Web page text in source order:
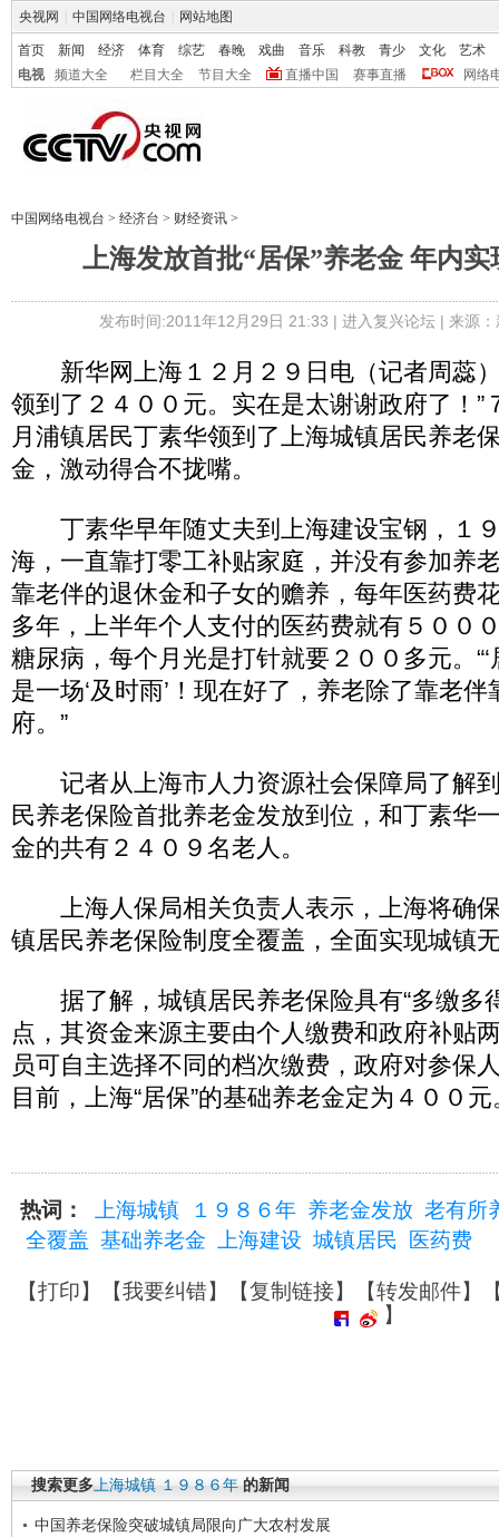
央视网 中国网络电视台 网站地图
首页 新闻 经济 体育 综艺 春晚 戏曲 音乐 科教 青少 文化
艺术
电视
频道大全 栏目大全 节目大全 直播中国 赛事直播 网络
中国网络电视台 > 经济台 > 财经资讯 >
上海发放首批“居保”养老金 年内
发布时间:2011年12月29日 21:33 | 进入复兴论坛| 来源
新华网上海１２月２９日电（记者周蕊）
领到了２４００元。实在是太谢谢政府了！”
月浦镇居民丁素华领到了上海城镇居民养老
金，激动得合不拢嘴。
丁素华早年随丈夫到上海建设宝钢，１
海，一直靠打零工补贴家庭，并没有参加养
靠老伴的退休金和子女的赡养，每年医药费
多年，上半年个人支付的医药费就有５００
糖尿病，每个月光是打针就要２００多元。
是一场‘及时雨’！现在好了，养老除了靠老
府。”
记者从上海市人力资源社会保障局了解
民养老保险首批养老金发放到位，和丁素华
金的共有２４０９名老人。
上海人保局相关负责人表示，上海将确
镇居民养老保险制度全覆盖，全面实现城镇
据了解，城镇居民养老保险具有“多缴多得
点，其资金来源主要由个人缴费和政府补贴
员可自主选择不同的档次缴费，政府对参保
目前，上海“居保”的基础养老金定为４００元
热词： 上海城镇 １９８６年 养老金发放 老有所
全覆盖 基础养老金 上海建设 城镇居民 医药费
【打印】【我要纠错】【复制链接】【转发邮件】
】
搜索更多上海城镇 １９８６年 的新闻
中国养老保险突破城镇局限向广大农村发展